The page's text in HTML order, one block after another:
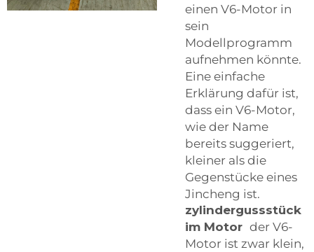
einen V6-Motor in
sein
Modellprogramm
aufnehmen könnte.
Eine einfache
Erklärung dafür ist,
dass ein V6-Motor,
wie der Name
bereits suggeriert,
kleiner als die
Gegenstücke eines
Jincheng ist.
zylindergussstück
im Motor der V6-
Motor ist zwar klein,